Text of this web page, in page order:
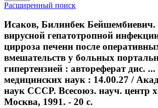
Расширенный поиск
Исаков, Билинбек Бейшембиевич.
вирусной гепатотропной
цирроза печени после
вмешательств у больных
гипертензией : автореферат дис.
медицинских наук : 14.00.27 /
наук СССР. Всесоюз. науч. центр
Москва, 1991. - 20 с.